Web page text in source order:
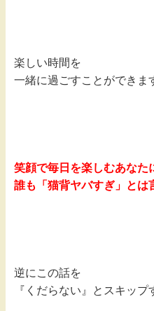
楽しい時間を
一緒に過ごすことができま
笑顔で毎日を楽しむあなた
誰も「猫背ヤバすぎ」とは
逆にこの話を
『くだらない』と スキップ